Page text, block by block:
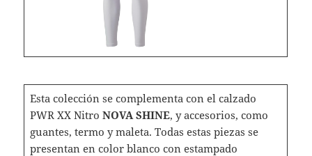
Esta colección se complementa con el calzado
PWR XX Nitro NOVA SHINE, y accesorios, como
guantes, termo y maleta. Todas estas piezas se
presentan en color blanco con estampado